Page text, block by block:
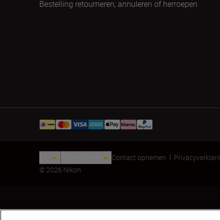
Bestelling retourneren, annuleren of herroepen
Contact opnemen
© 2026 Nikon